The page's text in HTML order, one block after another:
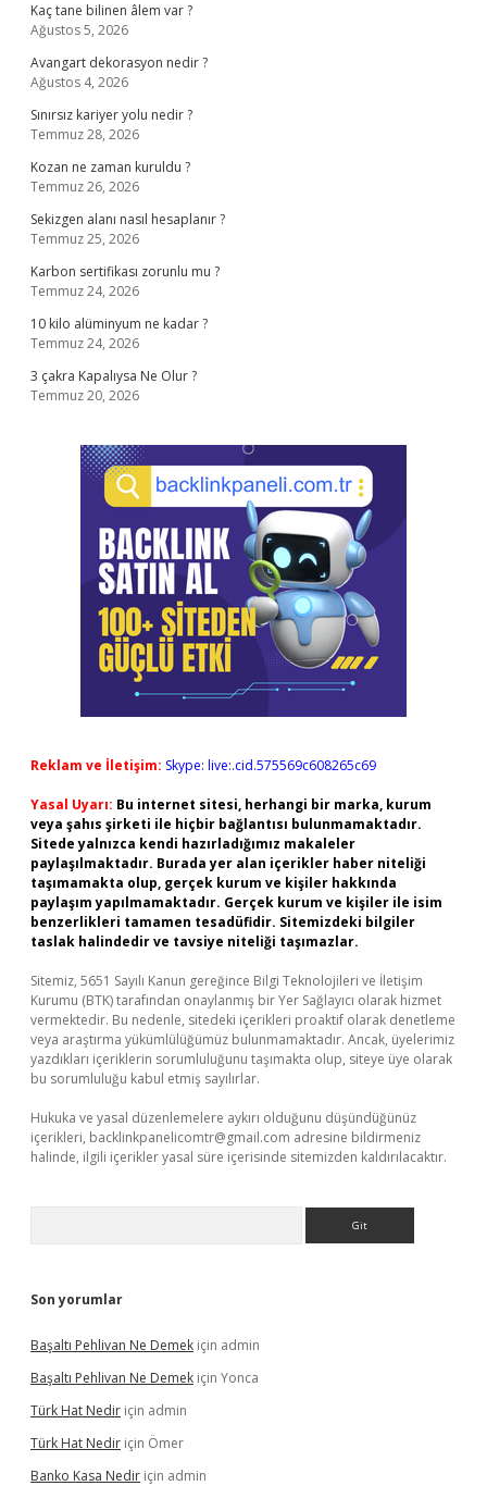
Kaç tane bilinen âlem var ?
Ağustos 5, 2026
Avangart dekorasyon nedir ?
Ağustos 4, 2026
Sınırsız kariyer yolu nedir ?
Temmuz 28, 2026
Kozan ne zaman kuruldu ?
Temmuz 26, 2026
Sekizgen alanı nasıl hesaplanır ?
Temmuz 25, 2026
Karbon sertifikası zorunlu mu ?
Temmuz 24, 2026
10 kilo alüminyum ne kadar ?
Temmuz 24, 2026
3 çakra Kapalıysa Ne Olur ?
Temmuz 20, 2026
Reklam ve İletişim: Skype: live:.cid.575569c608265c69
Yasal Uyarı: Bu internet sitesi, herhangi bir marka, kurum
veya şahıs şirketi ile hiçbir bağlantısı bulunmamaktadır.
Sitede yalnızca kendi hazırladığımız makaleler
paylaşılmaktadır. Burada yer alan içerikler haber niteliği
taşımamakta olup, gerçek kurum ve kişiler hakkında
paylaşım yapılmamaktadır. Gerçek kurum ve kişiler ile isim
benzerlikleri tamamen tesadüfidir. Sitemizdeki bilgiler
taslak halindedir ve tavsiye niteliği taşımazlar.
Sitemiz, 5651 Sayılı Kanun gereğince Bilgi Teknolojileri ve İletişim
Kurumu (BTK) tarafından onaylanmış bir Yer Sağlayıcı olarak hizmet
vermektedir. Bu nedenle, sitedeki içerikleri proaktif olarak denetleme
veya araştırma yükümlülüğümüz bulunmamaktadır. Ancak, üyelerimiz
yazdıkları içeriklerin sorumluluğunu taşımakta olup, siteye üye olarak
bu sorumluluğu kabul etmiş sayılırlar.
Hukuka ve yasal düzenlemelere aykırı olduğunu düşündüğünüz
içerikleri, backlinkpanelicomtr@gmail.com adresine bildirmeniz
halinde, ilgili içerikler yasal süre içerisinde sitemizden kaldırılacaktır.
Son yorumlar
Başaltı Pehlivan Ne Demek için admin
Başaltı Pehlivan Ne Demek için Yonca
Türk Hat Nedir için admin
Türk Hat Nedir için Ömer
Banko Kasa Nedir için admin